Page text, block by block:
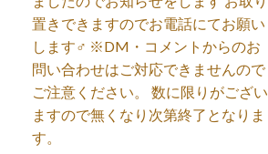
置きできますのでお電話にてお願い
します‍♂️ ※DM・コメントからのお
問い合わせはご対応できませんので
ご注意ください。 数に限りがござい
ますので無くなり次第終了となりま
す。